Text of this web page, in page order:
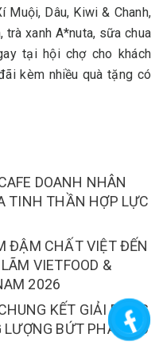
Dâu, Kiwi & Chanh,
trà xanh A*nuta, sữa chua
tại hội chợ cho khách
kèm nhiều quà tặng có
DOANH NHÂN
TINH THẦN HỢP LỰC
ĐẬM CHẤT VIỆT ĐẾN
VIETFOOD &
2026
KẾT GIẢI BÓNG
BỨT PHÁ CHO